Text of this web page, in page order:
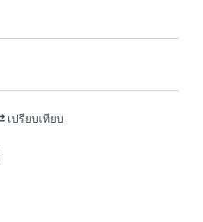
เปรียบเทียบ